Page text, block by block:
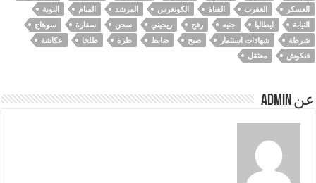
العسكر
العقرب القناة الكونغرس المرشد المنام
النوبة
النيابة
ايطاليا جنيه رفح ريجيني سجن سفارة
سوهاج
شرطة
شهادات استثمار صبح ضابط طرة طلخا
عكاشة
فنكوش
معتقل
عن Admin